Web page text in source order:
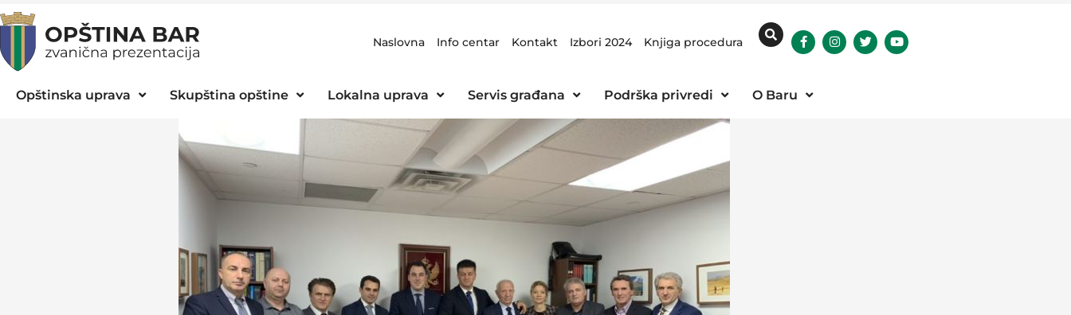
Naslovna Info centar Kontakt Izbori 2024 Knjiga procedura
Opštinska uprava Skupština opštine Lokalna uprava Servis građana Podrška privredi O Baru